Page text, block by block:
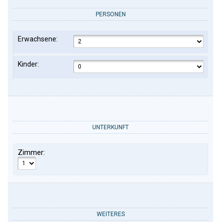
PERSONEN
Erwachsene:
Kinder:
UNTERKUNFT
Zimmer:
WEITERES